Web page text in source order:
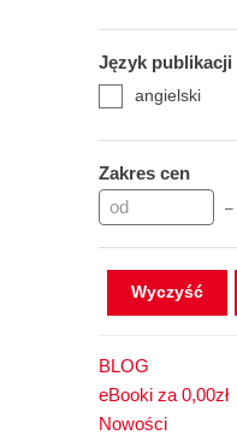
Język publikacji
angielski
Zakres cen
–
Wyczyść
BLOG
eBooki za 0,00zł
Nowości